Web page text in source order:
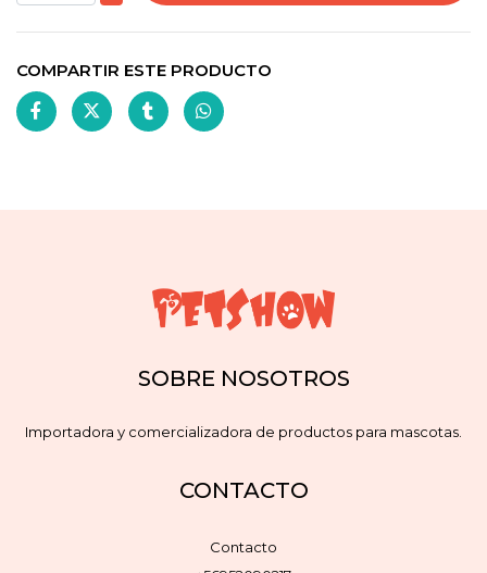
COMPARTIR ESTE PRODUCTO
SOBRE NOSOTROS
Importadora y comercializadora de productos para mascotas.
CONTACTO
Contacto